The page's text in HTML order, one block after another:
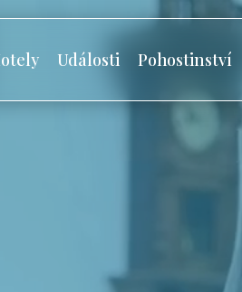
Události Pohostinství